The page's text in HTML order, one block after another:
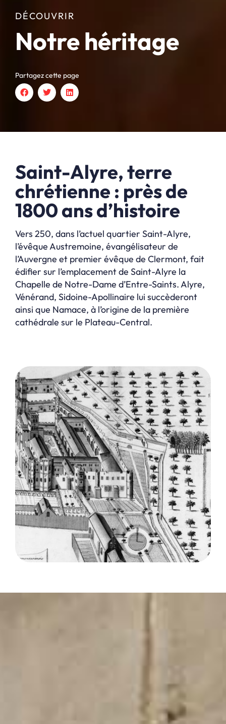
DÉCOUVRIR
Notre héritage
Partagez cette page
Saint-Alyre, terre
chrétienne : près de
1800 ans d’histoire
Vers 250, dans l’actuel quartier Saint-Alyre,
l’évêque Austremoine, évangélisateur de
l’Auvergne et premier évêque de Clermont, fait
édifier sur l’emplacement de Saint-Alyre la
Chapelle de Notre-Dame d’Entre-Saints. Alyre,
Vénérand, Sidoine-Apollinaire lui succèderont
ainsi que Namace, à l’origine de la première
cathédrale sur le Plateau-Central.